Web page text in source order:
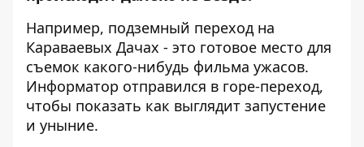
Например, подземный переход на
Караваевых Дачах - это готовое место для
съемок какого-нибудь фильма ужасов.
Информатор отправился в горе-переход,
чтобы показать как выглядит запустение
и уныние.